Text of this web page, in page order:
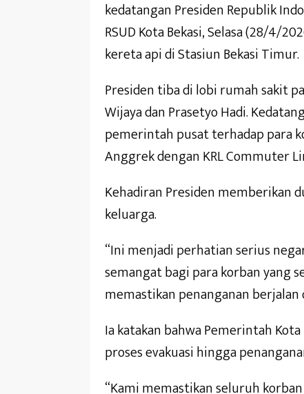
kedatangan Presiden Republik
RSUD Kota Bekasi, Selasa (28/4/
kereta api di Stasiun Bekasi Timur.
Presiden tiba di lobi rumah sakit
Wijaya dan Prasetyo Hadi.
pemerintah pusat terhadap para
Anggrek dengan KRL Commuter
Kehadiran Presiden memberikan
keluarga.
“Ini menjadi perhatian serius
semangat bagi para korban yang
memastikan penanganan
Ia katakan bahwa Pemerintah
proses evakuasi hingga
“Kami memastikan seluruh